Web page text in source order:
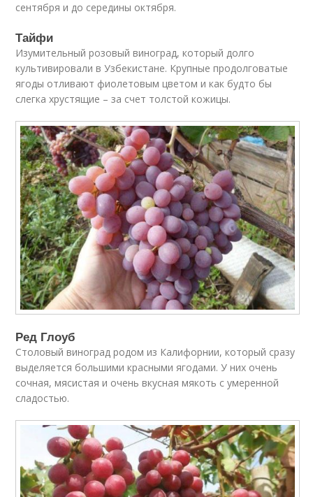
сентября и до середины октября.
Тайфи
Изумительный розовый виноград, который долго
культивировали в Узбекистане. Крупные продолговатые
ягоды отливают фиолетовым цветом и как будто бы
слегка хрустящие – за счет толстой кожицы.
Ред Глоуб
Столовый виноград родом из Калифорнии, который сразу
выделяется большими красными ягодами. У них очень
сочная, мясистая и очень вкусная мякоть с умеренной
сладостью.